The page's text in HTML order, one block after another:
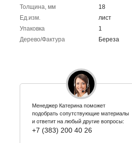
Толщина, мм
18
Ед.изм.
лист
Упаковка
1
Дерево/Фактура
Береза
Менеджер Катерина поможет
подобрать сопутствующие материалы
и ответит на любый другие вопросы:
+7 (383) 200 40 26